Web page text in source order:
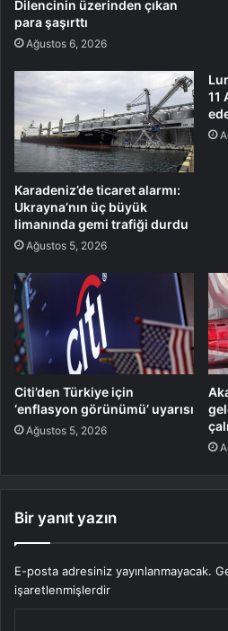
Dilencinin üzerinden çıkan
para şaşırttı
Ağustos 6, 2026
Karadeniz’de ticaret alarmı:
Ukrayna’nın üç büyük
limanında gemi trafiği durdu
Ağustos 5, 2026
11
Citi’den Türkiye için
‘enflasyon görünümü’ uyarısı
Ağustos 5, 2026
Bir yanıt yazın
E-posta adresiniz yayınlanmayacak.
işaretlenmişlerdir